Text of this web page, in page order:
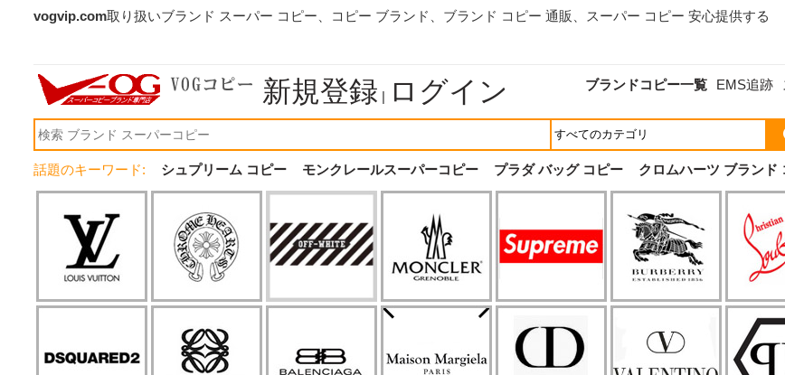
vogvip.com取り扱いブランド スーパー コピー、コピー ブランド、 ブランド コピー 通販
、スーパー コピー 安心提供する
新規登録 | ログイン ブランドコピー一覧 EMS追跡
話題のキーワード: シュプリーム コピー モンクレールスーパーコピー プラダ バッグ コピー クロムハーツ ブランド